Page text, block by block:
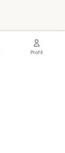
Profil